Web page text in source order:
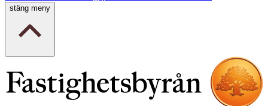
stäng meny